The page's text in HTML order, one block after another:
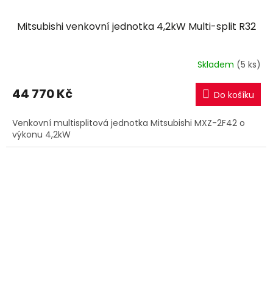
Mitsubishi venkovní jednotka 4,2kW Multi-split R32
Skladem (5 ks)
44 770 Kč Do košíku
Venkovní multisplitová jednotka Mitsubishi MXZ-2F42 o
výkonu 4,2kW